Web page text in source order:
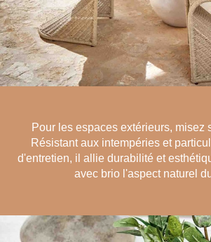
Pour les espaces extérieurs, misez
Résistant aux intempéries et
d'entretien, il allie durabilité et
avec brio l'aspect naturel